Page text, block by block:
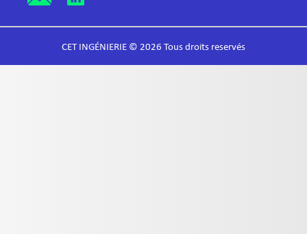
CET INGÉNIERIE © 2026 Tous droits reservés